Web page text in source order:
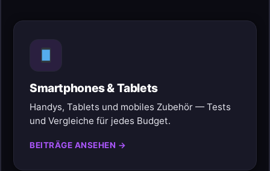
Smartphones & Tablets
Handys, Tablets und mobiles Zubehör — Tests
und Vergleiche für jedes Budget.
BEITRÄGE ANSEHEN →